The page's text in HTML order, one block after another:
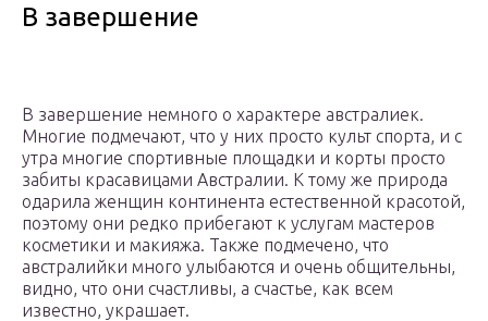
В завершение
В завершение немного о характере австралиек.
Многие подмечают, что у них просто культ спорта, и с
утра многие спортивные площадки и корты просто
забиты красавицами Австралии. К тому же природа
одарила женщин континента естественной красотой,
поэтому они редко прибегают к услугам мастеров
косметики и макияжа. Также подмечено, что
австралийки много улыбаются и очень общительны,
видно, что они счастливы, а счастье, как всем
известно, украшает.